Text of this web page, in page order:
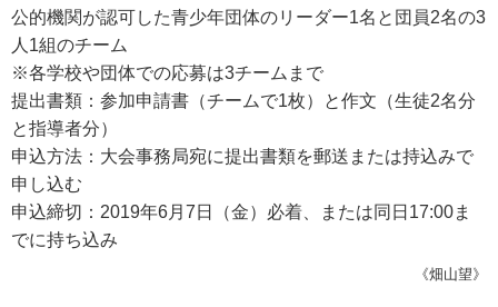
公的機関が認可した青少年団体のリーダー1名と団員2名の3
人1組のチーム
※各学校や団体での応募は3チームまで
提出書類：参加申請書（チームで1枚）と作文（生徒2名分
と指導者分）
申込方法：大会事務局宛に提出書類を郵送または持込みで
申し込む
申込締切：2019年6月7日（金）必着、または同日17:00ま
でに持ち込み
《畑山望》